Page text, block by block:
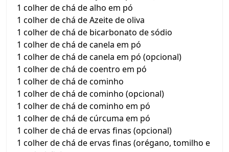
1 colher de chá de alho em pó
1 colher de chá de Azeite de oliva
1 colher de chá de bicarbonato de sódio
1 colher de chá de canela em pó
1 colher de chá de canela em pó (opcional)
1 colher de chá de coentro em pó
1 colher de chá de cominho
1 colher de chá de cominho (opcional)
1 colher de chá de cominho em pó
1 colher de chá de cúrcuma em pó
1 colher de chá de ervas finas (opcional)
1 colher de chá de ervas finas (orégano, tomilho e